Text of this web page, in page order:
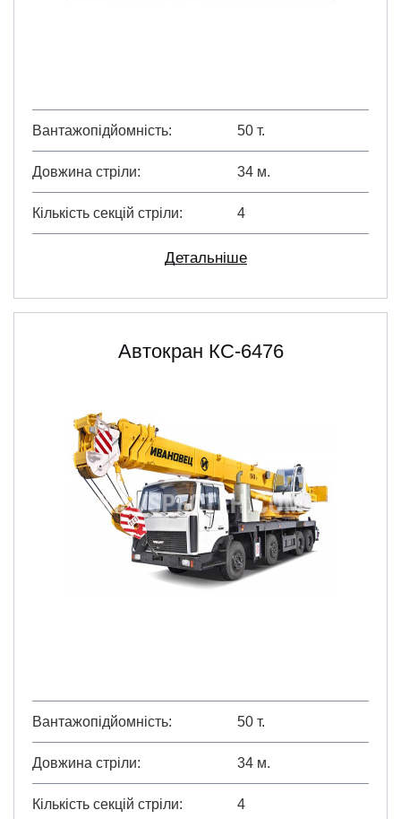
Вантажопідйомність 50 т.
Довжина стріли 34 м.
Кількість секцій стріли 4
Детальніше
Автокран КС-6476
Вантажопідйомність 50 т.
Довжина стріли 34 м.
Кількість секцій стріли 4